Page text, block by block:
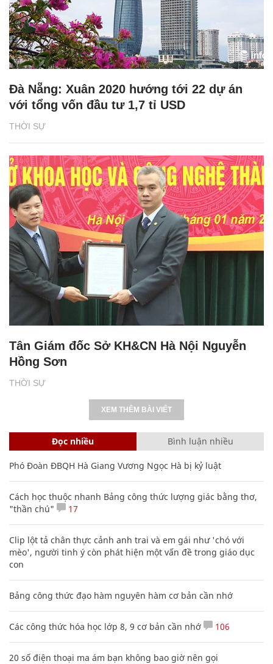
THỜI SỰ
Đà Nẵng: Xuân 2020 hướng tới 22 dự án
với tổng vốn đầu tư 1,7 tỉ USD
THỜI SỰ
Tân Giám đốc Sở KH&CN Hà Nội Nguyễn
Hồng Sơn
XEM THÊM BÀI VIẾT
Đọc nhiều Bình luận nhiều
Phó Đoàn ĐBQH Hà Giang Vương Ngọc Hà bị kỷ luật
Cách học thuộc nhanh Bảng công thức lượng giác bằng thơ,
"thần chú"
17
Clip lột tả chân thực cảnh anh trai và em gái như 'chó với
mèo', người tinh ý còn phát hiện một vấn đề trong giáo dục
con
Bảng công thức đạo hàm nguyên hàm cơ bản cần nhớ
Các công thức hóa học lớp 8, 9 cơ bản cần nhớ 106
20 số điện thoại ma ám bạn không bao giờ nên gọi